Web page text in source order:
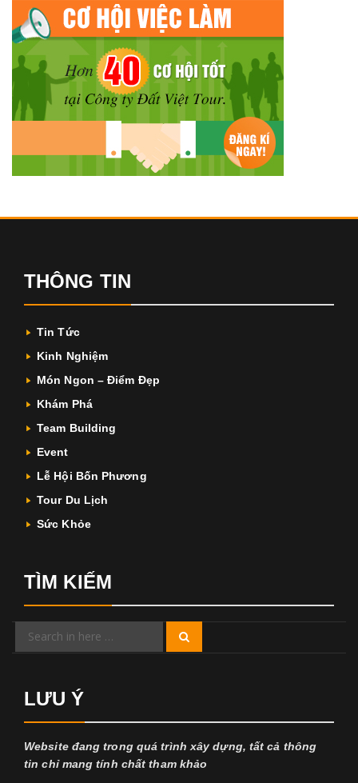
THÔNG TIN
Tin Tức
Kinh Nghiệm
Món Ngon – Điểm Đẹp
Khám Phá
Team Building
Event
Lễ Hội Bốn Phương
Tour Du Lịch
Sức Khỏe
TÌM KIẾM
Search
LƯU Ý
Website đang trong quá trình xây dựng, tất cả thông
tin chỉ mang tính chất tham khảo